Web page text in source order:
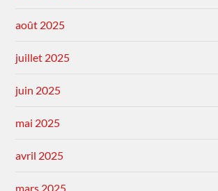
août 2025
juillet 2025
juin 2025
mai 2025
avril 2025
mars 2025